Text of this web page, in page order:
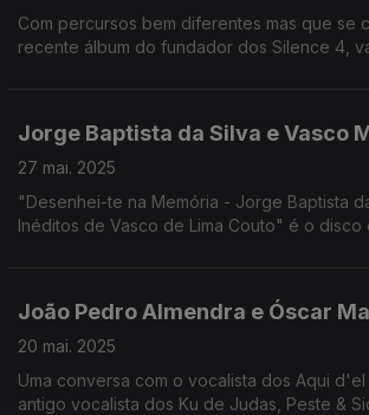
Com percursos bem diferentes mas que se
recente álbum do fundador dos Silence 4,
Jorge Baptista da Silva e Vasco
27 mai. 2025
"Desenhei-te na Memória - Jorge Baptista
Inéditos de Vasco de Lima Couto" é o disco
João Pedro Almendra e Óscar
20 mai. 2025
Uma conversa com o vocalista dos Aqui
antigo vocalista dos Ku de Judas, Peste &